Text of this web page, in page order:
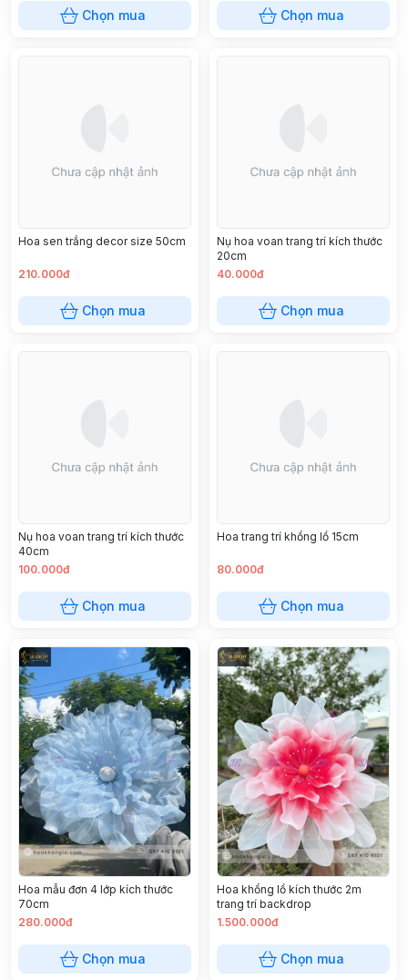
Chọn mua Chọn mua
Hoa sen trắng decor size 50cm
210.000đ
Chọn mua
Nụ hoa voan trang trí kích thước
20cm
40.000đ
Chọn mua
Nụ hoa voan trang trí kích thước
40cm
100.000đ
Chọn mua
Hoa trang trí khổng lồ 15cm
80.000đ
Chọn mua
Hoa mẫu đơn 4 lớp kích thước
70cm
280.000đ
Chọn mua
Hoa khổng lồ kích thước 2m
trang trí backdrop
1.500.000đ
Chọn mua